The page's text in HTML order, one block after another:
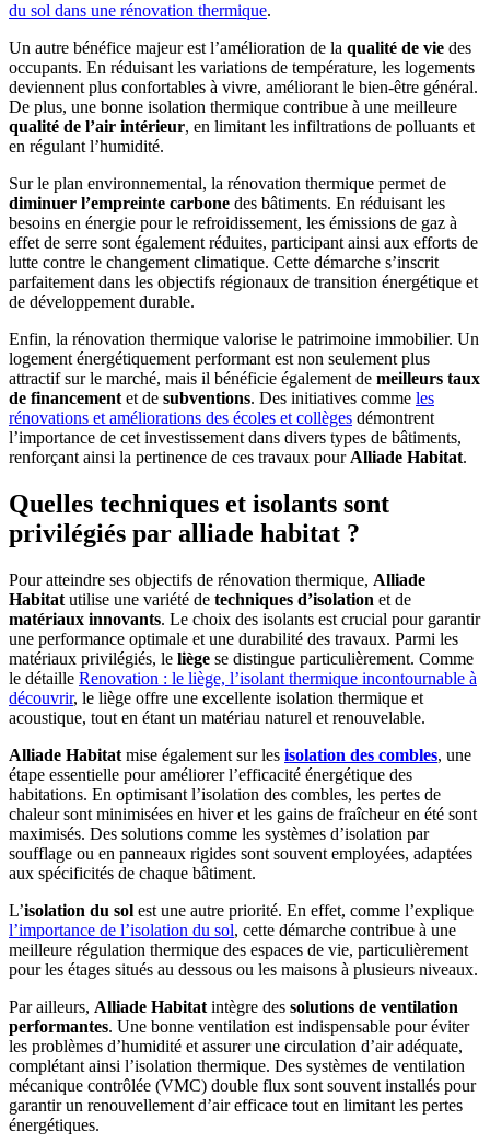
du sol dans une rénovation thermique.
Un autre bénéfice majeur est l’amélioration de la qualité de vie des
occupants. En réduisant les variations de température, les logements
deviennent plus confortables à vivre, améliorant le bien-être général.
De plus, une bonne isolation thermique contribue à une meilleure
qualité de l’air intérieur, en limitant les infiltrations de polluants et
en régulant l’humidité.
Sur le plan environnemental, la rénovation thermique permet de
diminuer l’empreinte carbone des bâtiments. En réduisant les
besoins en énergie pour le refroidissement, les émissions de gaz à
effet de serre sont également réduites, participant ainsi aux efforts de
lutte contre le changement climatique. Cette démarche s’inscrit
parfaitement dans les objectifs régionaux de transition énergétique et
de développement durable.
Enfin, la rénovation thermique valorise le patrimoine immobilier. Un
logement énergétiquement performant est non seulement plus
attractif sur le marché, mais il bénéficie également de meilleurs taux
de financement et de subventions. Des initiatives comme les
rénovations et améliorations des écoles et collèges démontrent
l’importance de cet investissement dans divers types de bâtiments,
renforçant ainsi la pertinence de ces travaux pour Alliade Habitat.
Quelles techniques et isolants sont
privilégiés par alliade habitat ?
Pour atteindre ses objectifs de rénovation thermique, Alliade
Habitat utilise une variété de techniques d’isolation et de
matériaux innovants. Le choix des isolants est crucial pour garantir
une performance optimale et une durabilité des travaux. Parmi les
matériaux privilégiés, le liège se distingue particulièrement. Comme
le détaille Renovation : le liège, l’isolant thermique incontournable à
découvrir, le liège offre une excellente isolation thermique et
acoustique, tout en étant un matériau naturel et renouvelable.
Alliade Habitat mise également sur les isolation des combles, une
étape essentielle pour améliorer l’efficacité énergétique des
habitations. En optimisant l’isolation des combles, les pertes de
chaleur sont minimisées en hiver et les gains de fraîcheur en été sont
maximisés. Des solutions comme les systèmes d’isolation par
soufflage ou en panneaux rigides sont souvent employées, adaptées
aux spécificités de chaque bâtiment.
L’isolation du sol est une autre priorité. En effet, comme l’explique
l’importance de l’isolation du sol, cette démarche contribue à une
meilleure régulation thermique des espaces de vie, particulièrement
pour les étages situés au dessous ou les maisons à plusieurs niveaux.
Par ailleurs, Alliade Habitat intègre des solutions de ventilation
performantes. Une bonne ventilation est indispensable pour éviter
les problèmes d’humidité et assurer une circulation d’air adéquate,
complétant ainsi l’isolation thermique. Des systèmes de ventilation
mécanique contrôlée (VMC) double flux sont souvent installés pour
garantir un renouvellement d’air efficace tout en limitant les pertes
énergétiques.